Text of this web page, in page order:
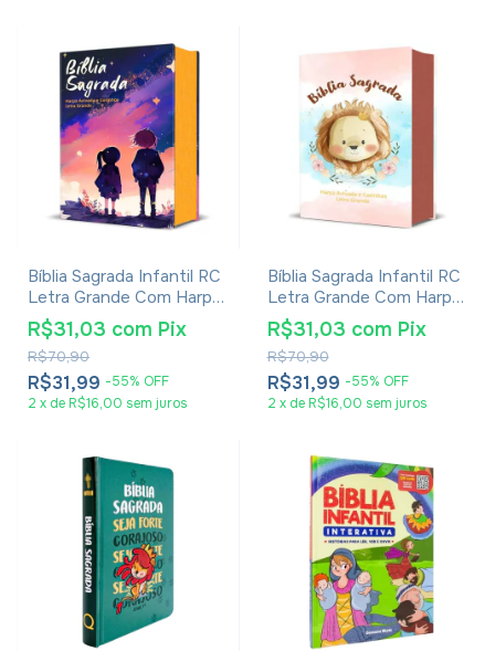
Bíblia Sagrada Infantil RC
Letra Grande Com Harpa
Avivada E Corinhos Capa
Dura Pequena Estrelas
R$31,99 -55% OFF
R$70,90
R$31,03 com Pix
2 x de R$16,00 sem juros
Bíblia Sagrada Infantil RC
Letra Grande Com Harpa
Avivada E Corinhos Capa
Dura Pequena Leão
Aquarela
R$31,99 -55% OFF
R$70,90
R$31,03 com Pix
2 x de R$16,00 sem juros